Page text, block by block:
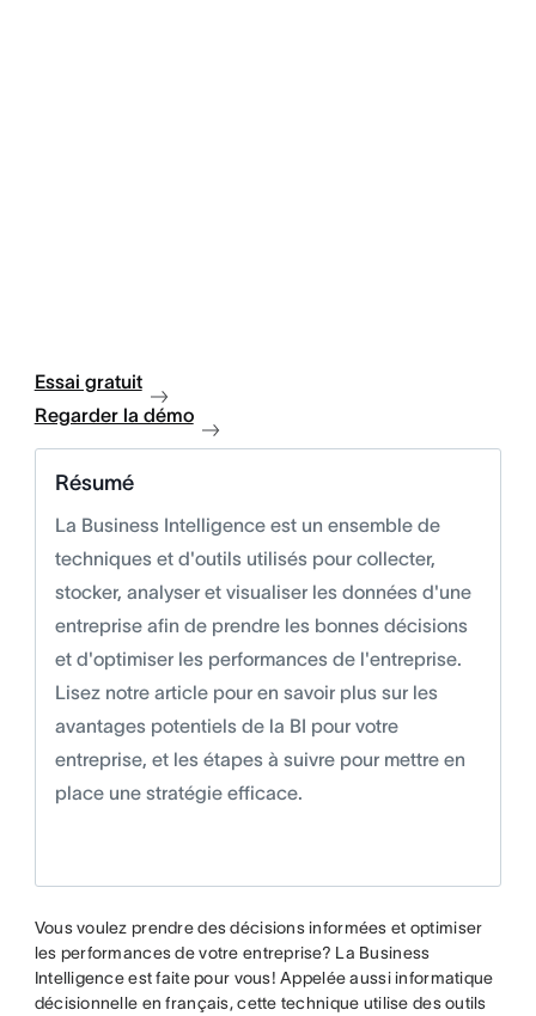
Essai gratuit
Regarder la démo
Résumé
La Business Intelligence est un ensemble de
techniques et d'outils utilisés pour collecter,
stocker, analyser et visualiser les données d'une
entreprise afin de prendre les bonnes décisions
et d'optimiser les performances de l'entreprise.
Lisez notre article pour en savoir plus sur les
avantages potentiels de la BI pour votre
entreprise, et les étapes à suivre pour mettre en
place une stratégie efficace.
Vous voulez prendre des décisions informées et optimiser
les performances de votre entreprise? La Business
Intelligence est faite pour vous! Appelée aussi informatique
décisionnelle en français, cette technique utilise des outils